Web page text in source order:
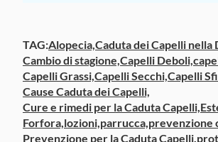
TAG:Alopecia,Caduta dei Capelli nella
Cambio di stagione,Capelli Deboli,
Capelli Grassi,Capelli Secchi,Capelli
Cause Caduta dei Capelli,
Cure e rimedi per la Caduta Capelli,
Forfora,lozioni,parrucca,prevenzione
Prevenzione per la Caduta Capelli,